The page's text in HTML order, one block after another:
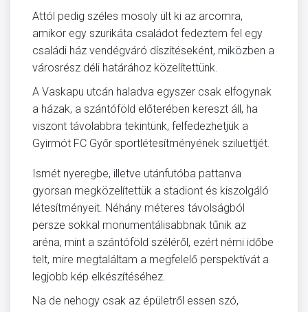
Attól pedig széles mosoly ült ki az arcomra,
amikor egy szurikáta családot fedeztem fel egy
családi ház vendégváró díszítéseként, miközben a
városrész déli határához közelítettünk.
A Vaskapu utcán haladva egyszer csak elfogynak
a házak, a szántóföld előterében kereszt áll, ha
viszont távolabbra tekintünk, felfedezhetjük a
Gyirmót FC Győr sportlétesítményének sziluettjét.
Ismét nyeregbe, illetve utánfutóba pattanva
gyorsan megközelítettük a stadiont és kiszolgáló
létesítményeit. Néhány méteres távolságból
persze sokkal monumentálisabbnak tűnik az
aréna, mint a szántóföld széléről, ezért némi időbe
telt, mire megtaláltam a megfelelő perspektívát a
legjobb kép elkészítéséhez.
Na de nehogy csak az épületről essen szó,